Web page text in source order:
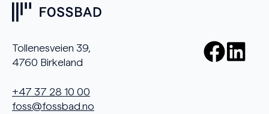
Tollenesveien 39,
4760 Birkeland
+47 37 28 10 00
foss@fossbad.no